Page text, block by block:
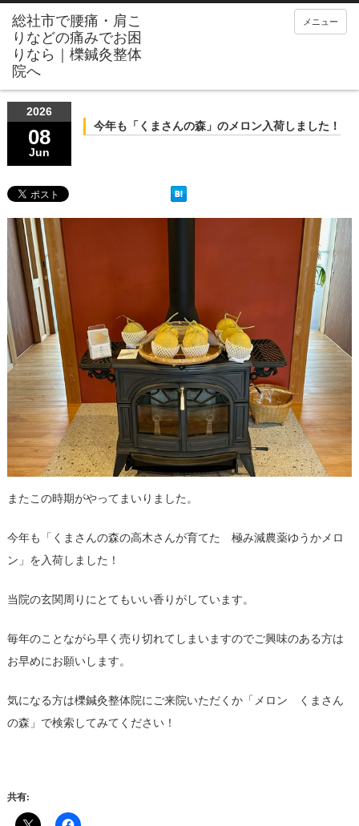
メニュー
2026
08
Jun
今年も「くまさんの森」のメロン入荷しました！
またこの時期がやってまいりました。
今年も「くまさんの森の高木さんが育てた 極み減農薬ゆうかメロ
ン」を入荷しました！
当院の玄関周りにとてもいい香りがしています。
毎年のことながら早く売り切れてしまいますのでご興味のある方は
お早めにお願いします。
気になる方は櫟鍼灸整体院にご来院いただくか「メロン くまさん
の森」で検索してみてください！
共有: